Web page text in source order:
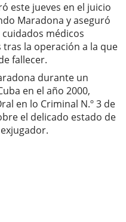
este jueves en el juicio
Maradona y aseguró
médicos
la operación a la que
fallecer.
durante un
en el año 2000,
en lo Criminal N.º 3 de
el delicado estado de